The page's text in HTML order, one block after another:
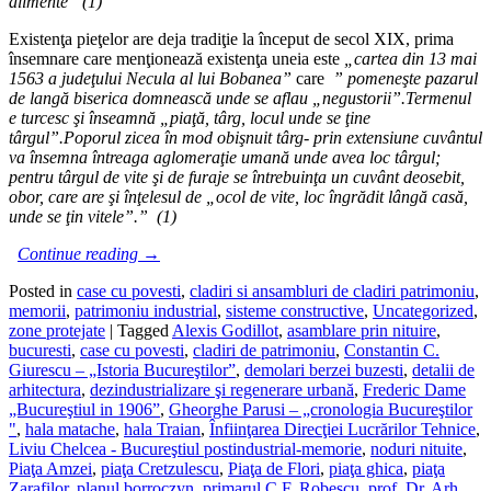
Existenţa pieţelor are deja tradiţie la început de secol XIX, prima
însemnare care menţionează existenţa uneia este „cartea din 13 mai
1563 a judeţului Necula al lui Bobanea” care ” pomeneşte pazarul
de langă biserica domnească unde se aflau „negustorii”.Termenul
e turcesc şi înseamnă „piaţă , târg, locul unde se ţine
târgul”.Poporul zicea în mod obişnuit târg- prin extensiune cuvântul
va însemna întreaga aglomeraţie umană unde avea loc târgul;
pentru târgul de vite şi de furaje se întrebuinţa un cuvânt deosebit,
obor, care are şi înţelesul de „ocol de vite, loc îngrădit lângă casă
unde se ţin vitele”.” (1)
Continue reading →
Posted in case cu povesti, cladiri si ansambluri de cladiri patrimoniu,
memorii, patrimoniu industrial, sisteme constructive, Uncategorized,
zone protejate | Tagged Alexis Godillot, asamblare prin nituire,
bucuresti, case cu povesti, cladiri de patrimoniu, Constantin C.
Giurescu – „Istoria Bucureştilor”, demolari berzei buzesti, detalii de
arhitectura, dezindustrializare şi regenerare urbană, Frederic Dame
„Bucureştiul in 1906”, Gheorghe Parusi – „cronologia Bucureştilor
", hala matache, hala Traian, Înfiinţarea Direcţiei Lucrărilor Tehnice,
Liviu Chelcea - Bucureştiul postindustrial-memorie, noduri nituite,
Piaţa Amzei, piaţa Cretzulescu, Piaţa de Flori, piaţa ghica, piaţa